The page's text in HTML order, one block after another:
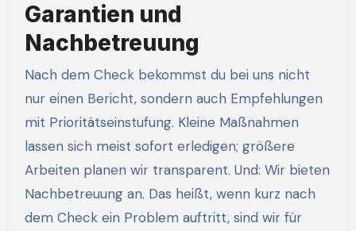
Garantien und
Nachbetreuung
Nach dem Check bekommst du bei uns nicht
nur einen Bericht, sondern auch Empfehlungen
mit Prioritätseinstufung. Kleine Maßnahmen
lassen sich meist sofort erledigen; größere
Arbeiten planen wir transparent. Und: Wir bieten
Nachbetreuung an. Das heißt, wenn kurz nach
dem Check ein Problem auftritt, sind wir für